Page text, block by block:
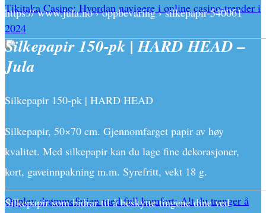
Tikitaka Casino: Hvordan navigere i online casino-trender i
2024
Opplev drømmeferien med full komfort: Alt du trenger å
https:// www.jula.no › oppbevaring › silkepapir-540061
Silkepapir 150-pk | HARD HEAD –
Jula
Silkepapir 150-pk | HARD HEAD
Silkepapir, 50×70 cm. Gjennomfarget papir av høy
kvalitet. Med silkepapir kan du lage fine dekorasjoner,
kort, gaveinnpakning m.m. Syrefritt, vekt 18 g.
Silkepapir som bidrar til å beskytte tingene dine ved